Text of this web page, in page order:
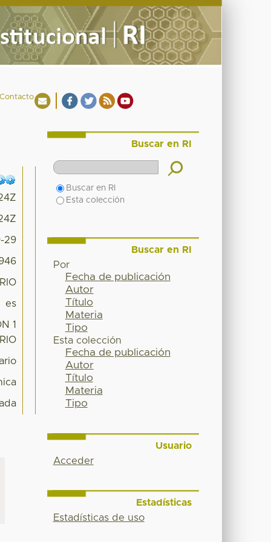
Contacto
29
es
1
Buscar en RI
Buscar en RI
Esta colección
Buscar en RI
Por
Fecha de publicación
Autor
Título
Materia
Tipo
Esta colección
Fecha de publicación
Autor
Título
Materia
Tipo
Usuario
Acceder
Estadísticas
Estadísticas de uso